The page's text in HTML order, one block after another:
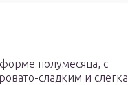
полумесяца, с
сладким и слегка